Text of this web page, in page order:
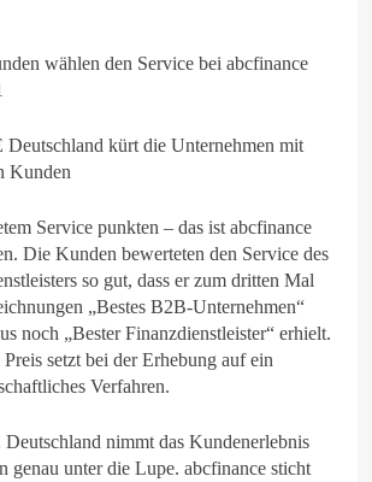
wählen den Service bei abcfinance
Deutschland kürt die Unternehmen mit
Kunden
Service punkten – das ist abcfinance
Die Kunden bewerteten den Service des
so gut, dass er zum dritten Mal
„Bestes B2B-Unternehmen“
noch „Bester Finanzdienstleister“ erhielt.
setzt bei der Erhebung auf ein
Verfahren.
nimmt das Kundenerlebnis
genau unter die Lupe. abcfinance sticht